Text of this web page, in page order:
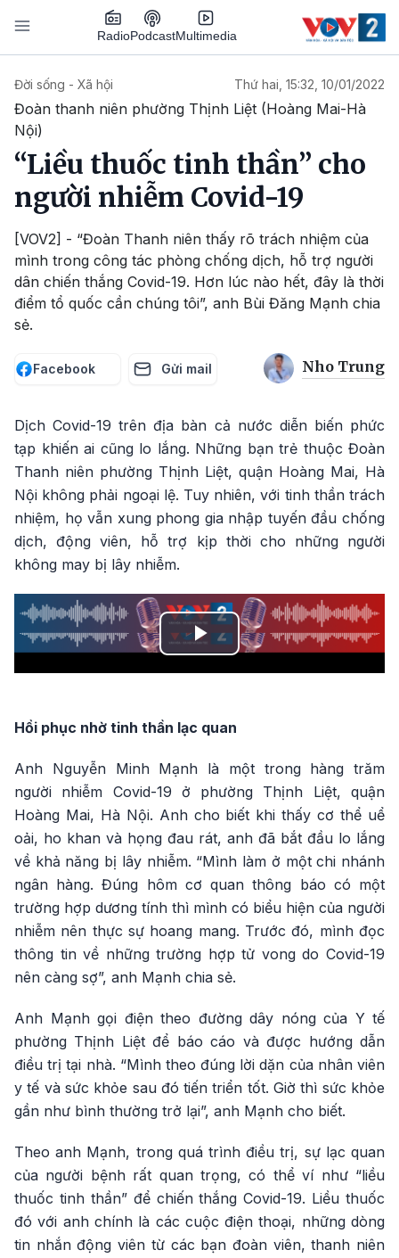
Nhảy đến nội dung
RadioPodcastMultimedia
Đời sống - Xã hội Thứ hai, 15:32, 10/01/2022
Đoàn thanh niên phường Thịnh Liệt (Hoàng Mai-Hà
Nội)
“Liều thuốc tinh thần” cho
người nhiễm Covid-19
[VOV2] - “Đoàn Thanh niên thấy rõ trách nhiệm của
mình trong công tác phòng chống dịch, hỗ trợ người
dân chiến thắng Covid-19. Hơn lúc nào hết, đây là thời
điểm tổ quốc cần chúng tôi”, anh Bùi Đăng Mạnh chia
sẻ.
Facebook Gửi mail Nho Trung
Dịch Covid-19 trên địa bàn cả nước diễn biến phức
tạp khiến ai cũng lo lắng. Những bạn trẻ thuộc Đoàn
Thanh niên phường Thịnh Liệt, quận Hoàng Mai, Hà
Nội không phải ngoại lệ. Tuy nhiên, với tinh thần trách
nhiệm, họ vẫn xung phong gia nhập tuyến đầu chống
dịch, động viên, hỗ trợ kịp thời cho những người
không may bị lây nhiễm.
Play
Hồi phục nhờ tinh thần lạc quan
Anh Nguyễn Minh Mạnh là một trong hàng trăm
người nhiễm Covid-19 ở phường Thịnh Liệt, quận
Hoàng Mai, Hà Nội. Anh cho biết khi thấy cơ thể uể
oải, ho khan và họng đau rát, anh đã bắt đầu lo lắng
về khả năng bị lây nhiễm. “Mình làm ở một chi nhánh
ngân hàng. Đúng hôm cơ quan thông báo có một
trường hợp dương tính thì mình có biểu hiện của người
nhiễm nên thực sự hoang mang. Trước đó, mình đọc
thông tin về những trường hợp tử vong do Covid-19
nên càng sợ”, anh Mạnh chia sẻ.
Anh Mạnh gọi điện theo đường dây nóng của Y tế
phường Thịnh Liệt để báo cáo và được hướng dẫn
điều trị tại nhà. “Mình theo đúng lời dặn của nhân viên
y tế và sức khỏe sau đó tiến triển tốt. Giờ thì sức khỏe
gần như bình thường trở lại”, anh Mạnh cho biết.
Theo anh Mạnh, trong quá trình điều trị, sự lạc quan
của người bệnh rất quan trọng, có thể ví như “liều
thuốc tinh thần” để chiến thắng Covid-19. Liều thuốc
đó với anh chính là các cuộc điện thoại, những dòng
tin nhắn động viên từ các bạn đoàn viên, thanh niên